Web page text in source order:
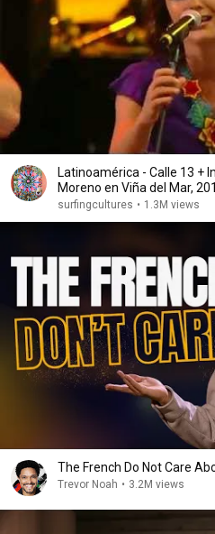
Latinoamérica - Calle 13 +
Moreno en Viña del Mar,
surfingcultures • 1.3M views
The French Do Not Care
Trevor Noah • 3.2M views